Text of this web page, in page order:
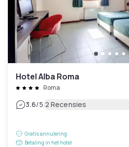
Hotel Alba Roma
Roma
3.6/5|2 Recensies
Gratis annulering
Betaling in het hotel